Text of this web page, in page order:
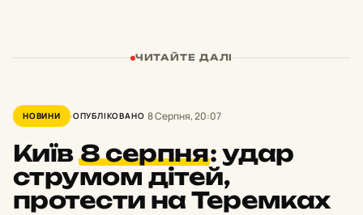
ЧИТАЙТЕ ДАЛІ
НОВИНИ ОПУБЛІКОВАНО 8 Серпня, 20:07
Київ8 серпня: удар
струмом дітей,
протести на Теремках